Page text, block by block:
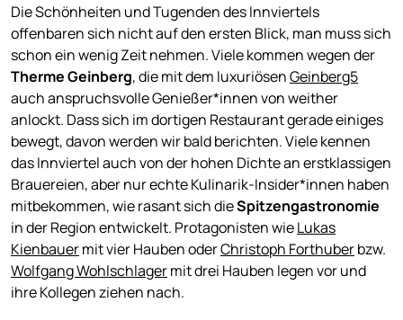
Die Schönheiten und Tugenden des Innviertels
offenbaren sich nicht auf den ersten Blick, man muss sich
schon ein wenig Zeit nehmen. Viele kommen wegen der
Therme Geinberg, die mit dem luxuriösenGeinberg5
auch anspruchsvolle Genießer*innen von weither
anlockt. Dass sich im dortigen Restaurant gerade einiges
bewegt, davon werden wir bald berichten. Viele kennen
das Innviertel auch von der hohen Dichte an erstklassigen
Brauereien, aber nur echte Kulinarik-Insider*innen haben
mitbekommen, wie rasant sich dieSpitzengastronomie
in der Region entwickelt. Protagonisten wieLukas
Kienbauermit vier Hauben oderChristoph Forthuberbzw.
Wolfgang Wohlschlagermit drei Hauben legen vor und
ihre Kollegen ziehen nach.